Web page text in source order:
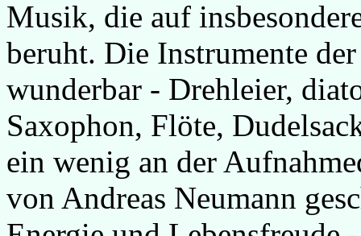
Musik, die auf
beruht. Die Instrumente
wunderbar - Drehleier,
Saxophon, Flöte,
ein wenig an der
von Andreas Neumann